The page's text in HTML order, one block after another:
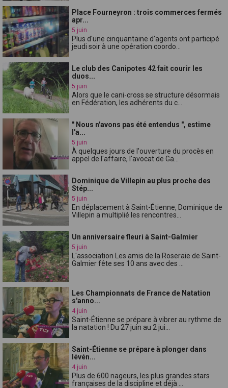
Place Fourneyron : trois commerces fermés
apr...
5 juin
Plus d'une cinquantaine d'agents ont participé
jeudi soir à une opération coordo...
Le club des Canipotes 42 fait courir les
duos...
5 juin
Alors que le cani-cross se structure désormais
en Fédération, les adhérents du c...
" Nous n'avons pas été entendus ", estime
l'a...
5 juin
À quelques jours de l'ouverture du procès en
appel de l'affaire, l'avocat de Ga...
Dominique de Villepin au plus proche des
Stép...
5 juin
En déplacement à Saint-Étienne, Dominique de
Villepin a multiplié les rencontres...
Un anniversaire fleuri à Saint-Galmier
5 juin
L'association Les amis de la Roseraie de Saint-
Galmier fête ses 10 ans avec des ...
Les Championnats de France de Natation
s'anno...
4 juin
Saint-Étienne se prépare à vibrer au rythme de
la natation ! Du 27 juin au 2 jui...
Saint-Étienne se prépare à plonger dans
lévén...
4 juin
Plus de 600 nageurs, les plus grandes stars
françaises de la discipline et déjà ...